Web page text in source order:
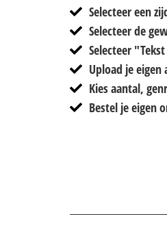
Selecteer een
Selecteer de
Selecteer
Upload je
Kies aantal,
Bestel je eigen